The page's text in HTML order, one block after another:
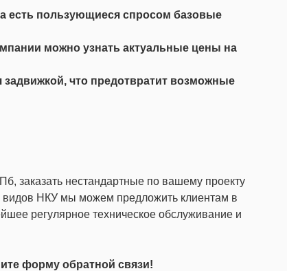
есть пользующиеся спросом базовые
можно узнать актуальные цены на
что предотвратит возможные
заказать нестандартные по вашему проекту
видов НКУ мы можем предложить клиентам в
регулярное техническое обслуживание и
форму обратной связи!